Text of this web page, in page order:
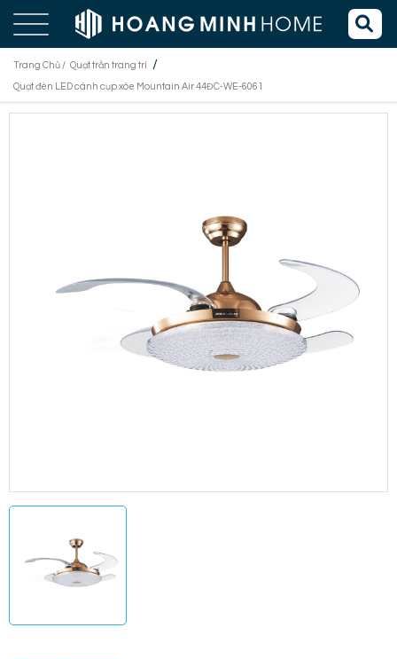
Trang Chủ / Quạt trần trang trí /
Quạt đèn LED cánh cụp xòe Mountain Air 44ĐC-WE-6061